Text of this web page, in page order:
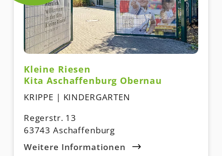
Kleine Riesen
Kita Aschaffenburg Obernau
KRIPPE | KINDERGARTEN
Regerstr. 13
63743 Aschaffenburg
Weitere Informationen